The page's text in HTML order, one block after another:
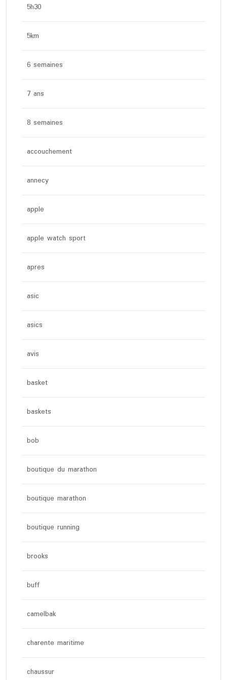
5h30
5km
6 semaines
7 ans
8 semaines
accouchement
annecy
apple
apple watch sport
apres
asic
asics
avis
basket
baskets
bob
boutique du marathon
boutique marathon
boutique running
brooks
buff
camelbak
charente maritime
chaussur